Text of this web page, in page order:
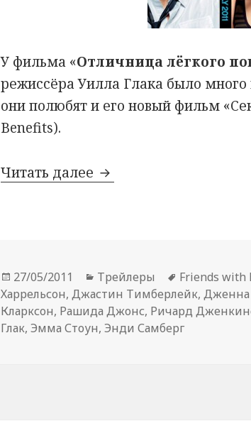
У фильма «Отличница лёгкого
режиссёра Уилла Глака было много
они полюбят и его новый фильм
Benefits).
Читать далее Трейлер комедии
Опубликовано
27/05/2011 Рубрики
Трейлеры Метки
Friends with
Харрельсон,Джастин Тимберлейк,Дженна
Кларксон, Рашида Джонс, Ричард
Глак,Эмма Стоун,Энди Самберг